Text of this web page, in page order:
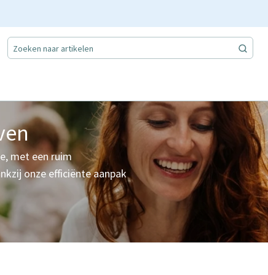
met een ruim
onze efficiënte aanpak